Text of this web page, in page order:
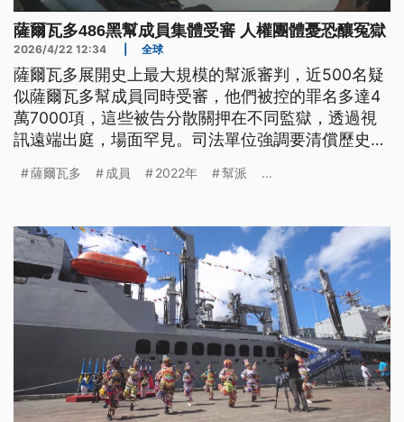
薩爾瓦多486黑幫成員集體受審 人權團體憂恐釀冤獄
2026/4/22 12:34 全球
薩爾瓦多展開史上最大規模的幫派審判，近500名疑
似薩爾瓦多幫成員同時受審，他們被控的罪名多達4
萬7000項，這些被告分散關押在不同監獄，透過視
訊遠端出庭，場面罕見。司法單位強調要清償歷史債
獄。
薩爾瓦多 成員 2022年 幫派 ...